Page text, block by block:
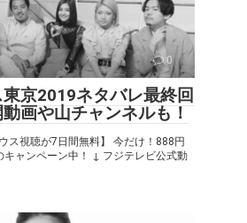
0
京2019ネタバレ最終回
画や山チャンネルも！
ス視聴が7日間無料】 今だけ！888円
キャンペーン中！ ↓ フジテレビ公式動